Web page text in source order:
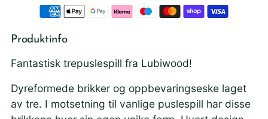
Produktinfo
Fantastisk trepuslespill fra Lubiwood!
Dyreformede brikker og oppbevaringseske laget
av tre. I motsetning til vanlige puslespill har disse